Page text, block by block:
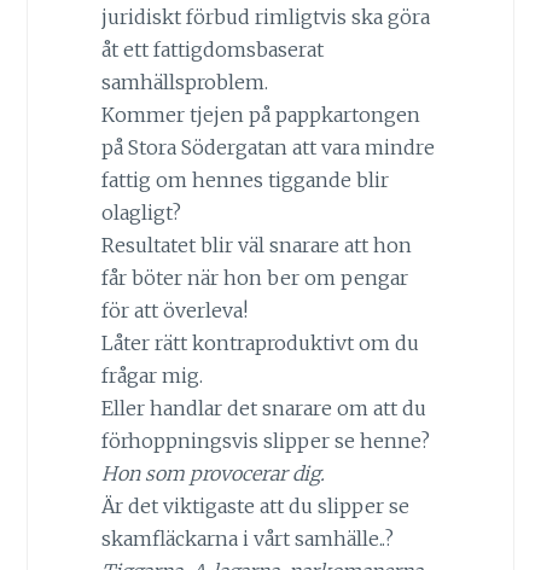
juridiskt förbud rimligtvis ska göra
åt ett fattigdomsbaserat
samhällsproblem.
Kommer tjejen på pappkartongen
på Stora Södergatan att vara mindre
fattig om hennes tiggande blir
olagligt?
Resultatet blir väl snarare att hon
får böter när hon ber om pengar
för att överleva!
Låter rätt kontraproduktivt om du
frågar mig.
Eller handlar det snarare om att du
förhoppningsvis slipper se henne?
Hon som provocerar dig.
Är det viktigaste att du slipper se
skamfläckarna i vårt samhälle..?